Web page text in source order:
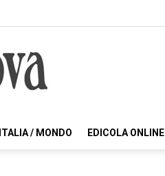
ITALIA / MONDO EDICOLA ONLINE